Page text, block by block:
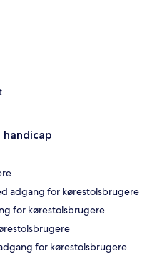
adgang for kørestolsbrugere
for kørestolsbrugere
for kørestolsbrugere